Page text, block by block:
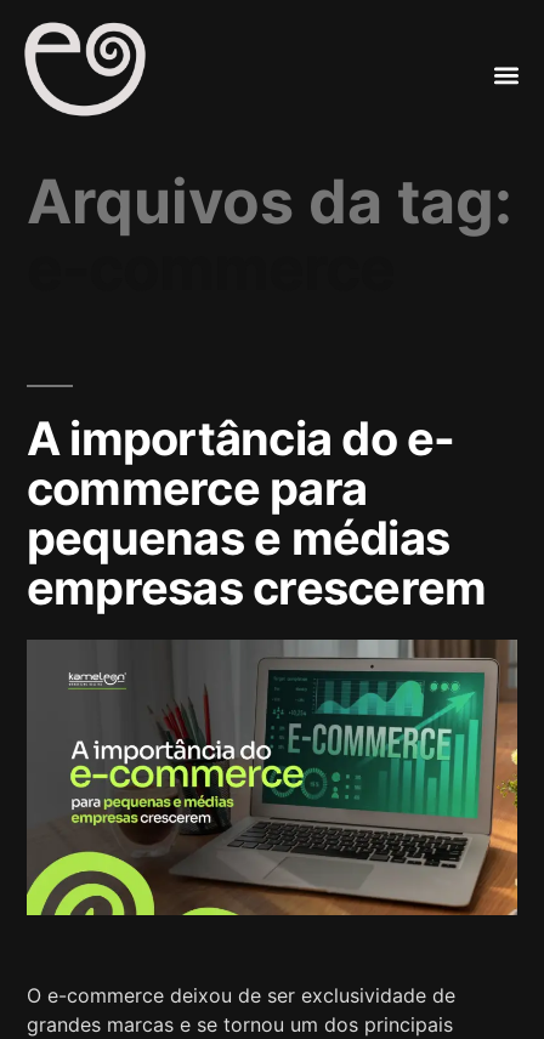
Arquivos da tag:
A importância do e-
commerce para
pequenas e médias
empresas crescerem
O e-commerce deixou de ser exclusividade de
grandes marcas e se tornou um dos principais